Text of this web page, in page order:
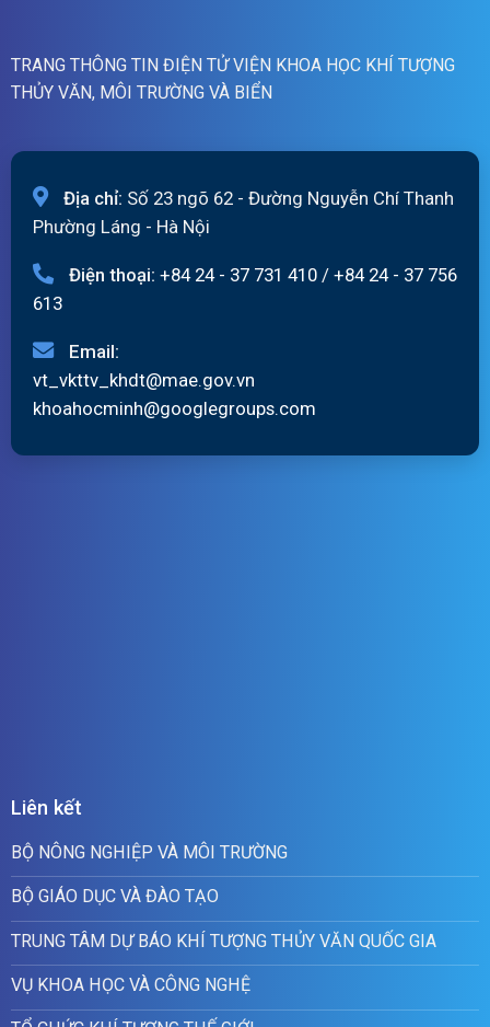
TRANG THÔNG TIN ĐIỆN TỬ VIỆN KHOA HỌC KHÍ TƯỢNG
THỦY VĂN, MÔI TRƯỜNG VÀ BIỂN
Địa chỉ: Số 23 ngõ 62 - Đường Nguyễn Chí Thanh
Phường Láng - Hà Nội
Điện thoại: +84 24 - 37 731 410 / +84 24 - 37 756
613
Email:
vt_vkttv_khdt@mae.gov.vn
khoahocminh@googlegroups.com
Liên kết
BỘ NÔNG NGHIỆP VÀ MÔI TRƯỜNG
BỘ GIÁO DỤC VÀ ĐÀO TẠO
TRUNG TÂM DỰ BÁO KHÍ TƯỢNG THỦY VĂN QUỐC GIA
VỤ KHOA HỌC VÀ CÔNG NGHỆ